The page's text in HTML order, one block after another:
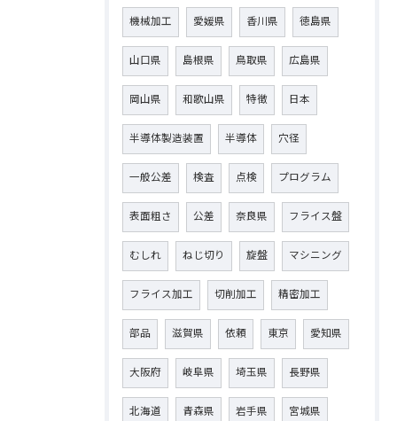
機械加工 愛媛県 香川県 徳島県
山口県 島根県 鳥取県 広島県
岡山県 和歌山県 特徴 日本
半導体製造装置 半導体 穴径
一般公差 検査 点検 プログラム
表面粗さ 公差 奈良県 フライス盤
むしれ ねじ切り 旋盤 マシニング
フライス加工 切削加工 精密加工
部品 滋賀県 依頼 東京 愛知県
大阪府 岐阜県 埼玉県 長野県
北海道 青森県 岩手県 宮城県